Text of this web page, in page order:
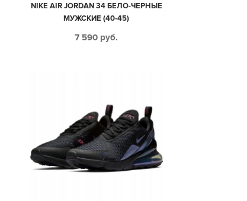
NIKE AIR JORDAN 34 БЕЛО-ЧЕРНЫЕ
МУЖСКИЕ (40-45)
7 590 руб.